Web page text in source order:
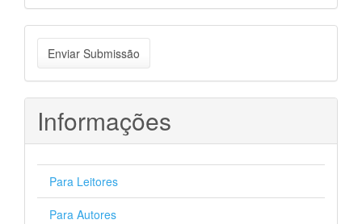
Enviar
Submissão
Enviar Submissão
Informações
Para Leitores
Para Autores